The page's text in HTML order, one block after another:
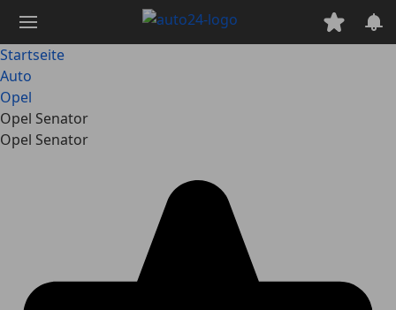
Hauptinhalt
springen
Startseite
Auto
Opel
Opel Senator
Opel Senator